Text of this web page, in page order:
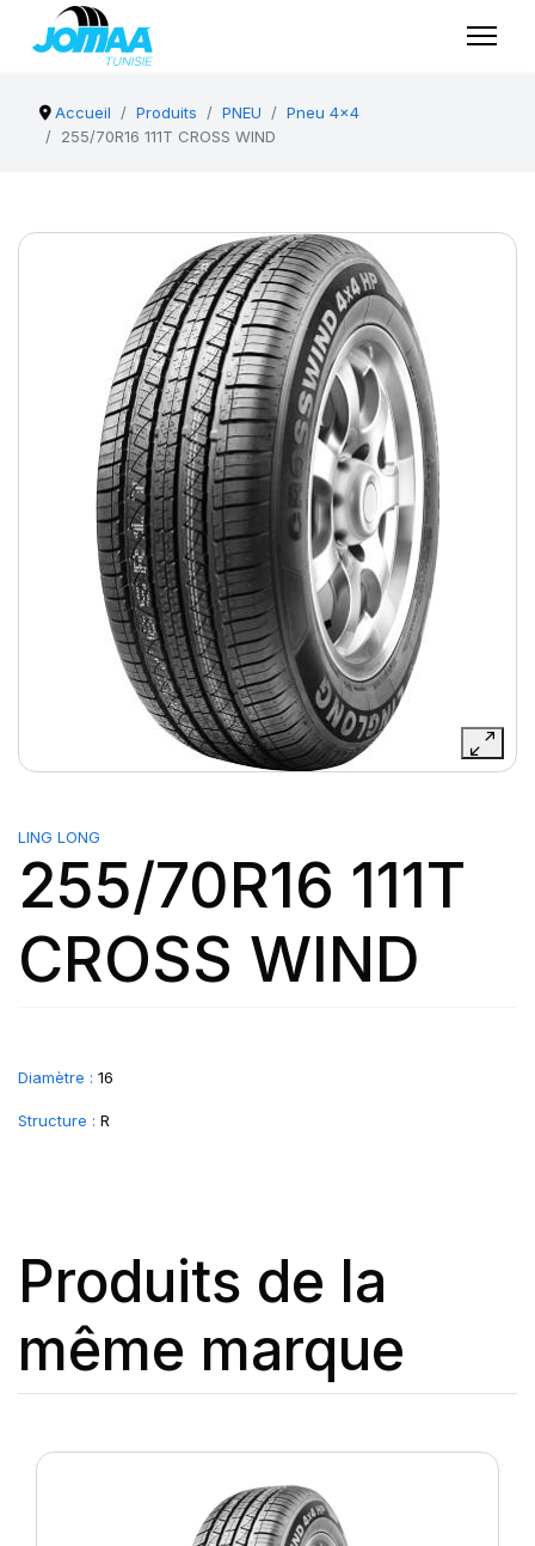
Accueil Produits PNEU
Pneu 4x4
255/70R16 111T CROSS WIND
LING LONG
255/70R16 111T
CROSS WIND
Diamètre : 16
Structure : R
Produits de la
même marque